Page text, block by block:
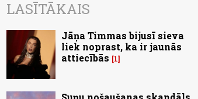
LASĪTĀKAIS
Jāņa Timmas bijusī sieva
liek noprast, ka ir jaunās
attiecībās
1